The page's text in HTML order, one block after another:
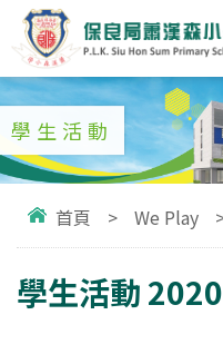
學生活動
首頁 > We Play
學生活動